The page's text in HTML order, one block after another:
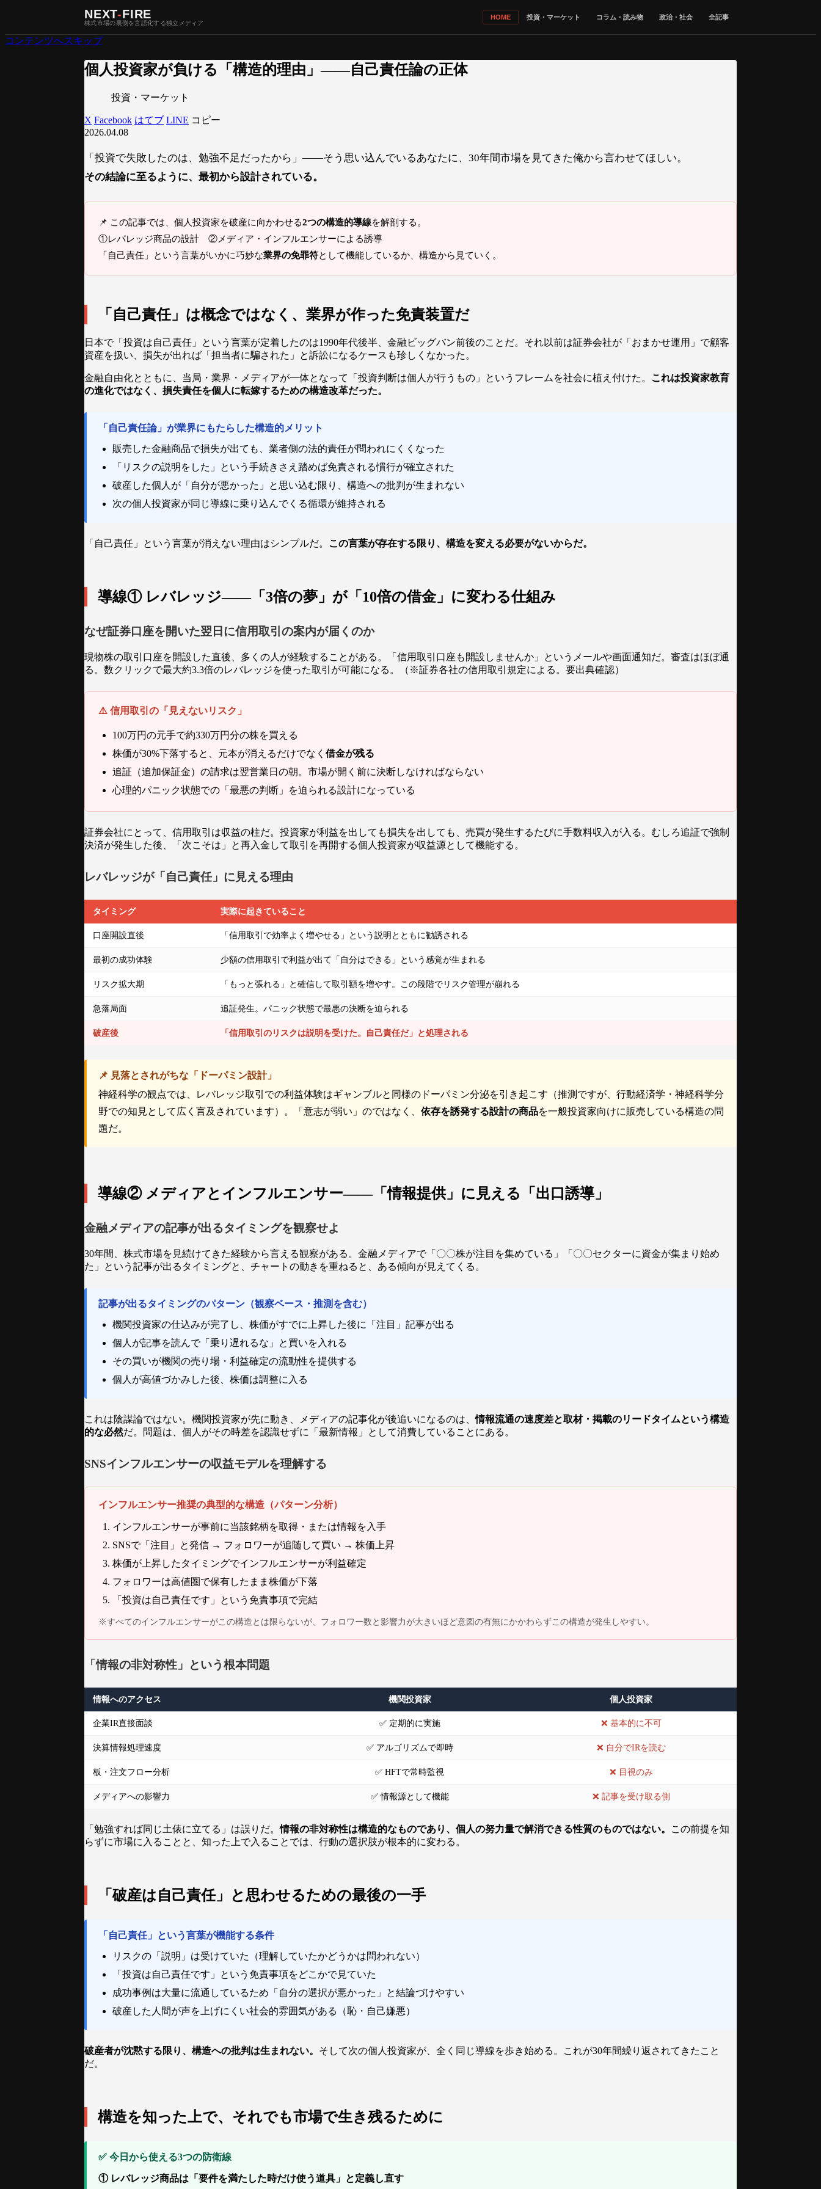
NEXT-FIRE
株式市場の裏側を言語化する独立メディア
HOME 投資・マーケット コラム・読み物 政治・社会 全記事
コンテンツへスキップ
個人投資家が負ける「構造的理由」——自己責任論の正体
投資・マーケット
X Facebook はてブ LINE コピー
2026.04.08
「投資で失敗したのは、勉強不足だったから」——そう思い込んでいるあなたに、30年間市場を見てきた俺から言わせてほしい。
その結論に至るように、最初から設計されている。
📌 この記事では、個人投資家を破産に向かわせる2つの構造的導線を解剖する。
①レバレッジ商品の設計 ②メディア・インフルエンサーによる誘導
「自己責任」という言葉がいかに巧妙な業界の免罪符として機能しているか、構造から見ていく。
「自己責任」は概念ではなく、業界が作った免責装置だ
日本で「投資は自己責任」という言葉が定着したのは1990年代後半、金融ビッグバン前後のことだ。それ以前は証券会社が「おまかせ運用」で顧客
資産を扱い、損失が出れば「担当者に騙された」と訴訟になるケースも珍しくなかった。
金融自由化とともに、当局・業界・メディアが一体となって「投資判断は個人が行うもの」というフレームを社会に植え付けた。
これは投資家教育
の進化ではなく、損失責任を個人に転嫁するための構造改革だった。
「自己責任論」が業界にもたらした構造的メリット
販売した金融商品で損失が出ても、業者側の法的責任が問われにくくなった
「リスクの説明をした」という手続きさえ踏めば免責される慣行が確立された
破産した個人が「自分が悪かった」と思い込む限り、構造への批判が生まれない
次の個人投資家が同じ導線に乗り込んでくる循環が維持される
「自己責任」という言葉が消えない理由はシンプルだ。 この言葉が存在する限り、構造を変える必要がないからだ。
導線① レバレッジ——「3倍の夢」が「10倍の借金」に変わる仕組み
なぜ証券口座を開いた翌日に信用取引の案内が届くのか
現物株の取引口座を開設した直後、多くの人が経験することがある。「信用取引口座も開設しませんか」というメールや画面通知だ。審査はほぼ通
る。数クリックで最大約3.3倍のレバレッジを使った取引が可能になる。（※証券各社の信用取引規定による。要出典確認）
⚠️ 信用取引の「見えないリスク」
100万円の元手で約330万円分の株を買える
株価が30%下落すると、元本が消えるだけでなく 借金が残る
追証（追加保証金）の請求は翌営業日の朝。市場が開く前に決断しなければならない
心理的パニック状態での「最悪の判断」を迫られる設計になっている
証券会社にとって、信用取引は収益の柱だ。投資家が利益を出しても損失を出しても、売買が発生するたびに手数料収入が入る。むしろ追証で強制
決済が発生した後、「次こそは」と再入金して取引を再開する個人投資家が収益源として機能する。
レバレッジが「自己責任」に見える理由
タイミング 実際に起きていること
口座開設直後 「信用取引で効率よく増やせる」という説明とともに勧誘される
最初の成功体験 少額の信用取引で利益が出て「自分はできる」という感覚が生まれる
リスク拡大期 「もっと張れる」と確信して取引額を増やす。この段階でリスク管理が崩れる
急落局面 追証発生。パニック状態で最悪の決断を迫られる
破産後 「信用取引のリスクは説明を受けた。自己責任だ」と処理される
📌 見落とされがちな「ドーパミン設計」
神経科学の観点では、レバレッジ取引での利益体験はギャンブルと同様のドーパミン分泌を引き起こす（推測ですが、行動経済学・神経科学分
野での知見として広く言及されています）。「意志が弱い」のではなく、依存を誘発する設計の商品を一般投資家向けに販売している構造の問
題だ。
導線② メディアとインフルエンサー——「情報提供」に見える「出口誘導」
金融メディアの記事が出るタイミングを観察せよ
30年間、株式市場を見続けてきた経験から言える観察がある。金融メディアで「〇〇株が注目を集めている」「〇〇セクターに資金が集まり始め
た」という記事が出るタイミングと、チャートの動きを重ねると、ある傾向が見えてくる。
記事が出るタイミングのパターン（観察ベース・推測を含む）
機関投資家の仕込みが完了し、株価がすでに上昇した後に「注目」記事が出る
個人が記事を読んで「乗り遅れるな」と買いを入れる
その買いが機関の売り場・利益確定の流動性を提供する
個人が高値づかみした後、株価は調整に入る
これは陰謀論ではない。機関投資家が先に動き、メディアの記事化が後追いになるのは、情報流通の速度差と取材・掲載のリードタイムという構造
的な必然だ。問題は、個人がその時差を認識せずに「最新情報」として消費していることにある。
SNSインフルエンサーの収益モデルを理解する
インフルエンサー推奨の典型的な構造（パターン分析）
インフルエンサーが事前に当該銘柄を取得・または情報を入手
SNSで「注目」と発信 → フォロワーが追随して買い → 株価上昇
株価が上昇したタイミングでインフルエンサーが利益確定
フォロワーは高値圏で保有したまま株価が下落
「投資は自己責任です」という免責事項で完結
※すべてのインフルエンサーがこの構造とは限らないが、フォロワー数と影響力が大きいほど意図の有無にかかわらずこの構造が発生しやすい。
「情報の非対称性」という根本問題
情報へのアクセス 機関投資家 個人投資家
企業IR直接面談 ✅ 定期的に実施 ❌ 基本的に不可
決算情報処理速度 ✅ アルゴリズムで即時 ❌ 自分でIRを読む
板・注文フロー分析 ✅ HFTで常時監視 ❌ 目視のみ
メディアへの影響力 ✅ 情報源として機能 ❌ 記事を受け取る側
「勉強すれば同じ土俵に立てる」は誤りだ。情報の非対称性は構造的なものであり、個人の努力量で解消できる性質のものではない。
この前提を知
らずに市場に入ることと、知った上で入ることでは、行動の選択肢が根本的に変わる。
「破産は自己責任」と思わせるための最後の一手
「自己責任」という言葉が機能する条件
リスクの「説明」は受けていた（理解していたかどうかは問われない）
「投資は自己責任です」という免責事項をどこかで見ていた
成功事例は大量に流通しているため「自分の選択が悪かった」と結論づけやすい
破産した人間が声を上げにくい社会的雰囲気がある（恥・自己嫌悪）
破産者が沈黙する限り、構造への批判は生まれない。 そして次の個人投資家が、全く同じ導線を歩き始める。これが30年間繰り返されてきたこと
だ。
構造を知った上で、それでも市場で生き残るために
✅ 今日から使える3つの防衛線
① レバレッジ商品は「要件を満たした時だけ使う道具」と定義し直す